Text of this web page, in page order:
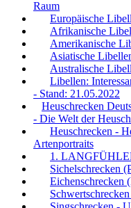
Raum
Europäische
Afrikanische
Amerikanische
Asiatische
Australische
Libellen:
- Stand: 21.05.2022
Heuschrecken
- Die Welt der
Heuschrecken -
Artenportraits
1.
Sichelschrecken
Eichenschrecken